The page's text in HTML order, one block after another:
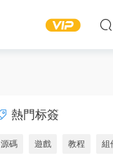
熱門标簽
源碼 遊戲 教程 組